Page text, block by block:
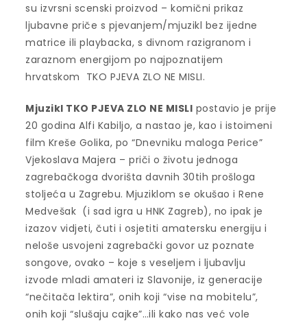
su izvrsni scenski proizvod – komični prikaz
ljubavne priče s pjevanjem/mjuzikl bez ijedne
matrice ili playbacka, s divnom razigranom i
zaraznom energijom po najpoznatijem
hrvatskom TKO PJEVA ZLO NE MISLI.
Mjuzikl TKO PJEVA ZLO NE MISLI postavio je prije
20 godina Alfi Kabiljo, a nastao je, kao i istoimeni
film Kreše Golika, po “Dnevniku maloga Perice”
Vjekoslava Majera – priči o životu jednoga
zagrebačkoga dvorišta davnih 30tih prošloga
stoljeća u Zagrebu. Mjuziklom se okušao i Rene
Medvešak (i sad igra u HNK Zagreb), no ipak je
izazov vidjeti, čuti i osjetiti amatersku energiju i
neloše usvojeni zagrebački govor uz poznate
songove, ovako – koje s veseljem i ljubavlju
izvode mladi amateri iz Slavonije, iz generacije
“nečitača lektira”, onih koji “vise na mobitelu”,
onih koji “slušaju cajke”…ili kako nas već vole